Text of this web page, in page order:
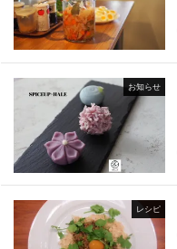
お知らせ
レシピ